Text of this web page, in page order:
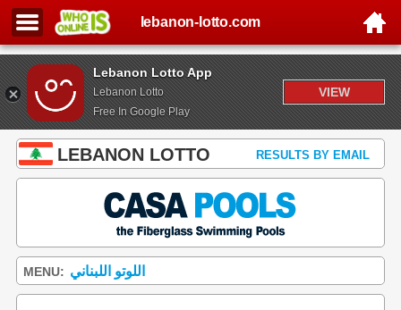
Lebanon Lotto App
Lebanon Lotto
Free In Google Play
VIEW
lebanon-lotto.com
LEBANON LOTTO RESULTS BY EMAIL
MENU: اللوتو اللبناني